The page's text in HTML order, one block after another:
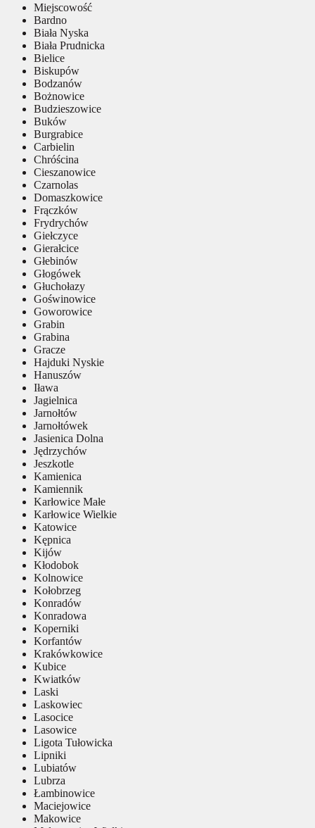
Miejscowość
Bardno
Biała Nyska
Biała Prudnicka
Bielice
Biskupów
Bodzanów
Bożnowice
Budzieszowice
Buków
Burgrabice
Carbielin
Chróścina
Cieszanowice
Czarnolas
Domaszkowice
Frączków
Frydrychów
Giełczyce
Gierałcice
Głebinów
Głogówek
Głuchołazy
Goświnowice
Goworowice
Grabin
Grabina
Gracze
Hajduki Nyskie
Hanuszów
Iława
Jagielnica
Jarnołtów
Jarnołtówek
Jasienica Dolna
Jędrzychów
Jeszkotle
Kamienica
Kamiennik
Karłowice Małe
Karłowice Wielkie
Katowice
Kępnica
Kijów
Kłodobok
Kolnowice
Kołobrzeg
Konradów
Konradowa
Koperniki
Korfantów
Krakówkowice
Kubice
Kwiatków
Laski
Laskowiec
Lasocice
Lasowice
Ligota Tułowicka
Lipniki
Lubiatów
Lubrza
Łambinowice
Maciejowice
Makowice